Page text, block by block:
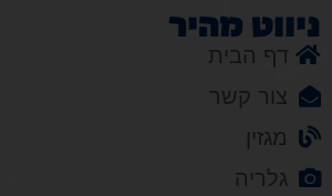
ניווט מהיר
דף הבית
צור קשר
מגזין
גלריה